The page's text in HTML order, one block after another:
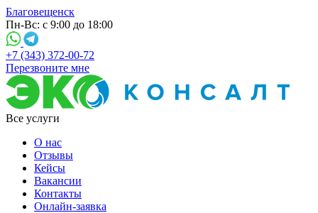
Благовещенск
Пн-Вс: с 9:00 до 18:00
+7 (343) 372-00-72
Перезвоните мне
Все услуги
О нас
Отзывы
Кейсы
Вакансии
Контакты
Онлайн-заявка